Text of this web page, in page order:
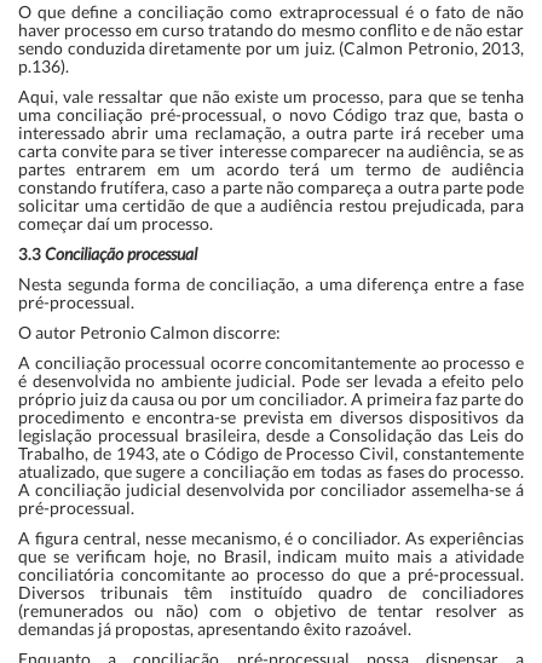
O que define a conciliação como extraprocessual é o fato de não
haver processo em curso tratando do mesmo conflito e de não estar
sendo conduzida diretamente por um juiz. (Calmon Petronio, 2013,
p.136).
Aqui, vale ressaltar que não existe um processo, para que se tenha
uma conciliação pré-processual, o novo Código traz que, basta o
interessado abrir uma reclamação, a outra parte irá receber uma
carta convite para se tiver interesse comparecer na audiência, se as
partes entrarem em um acordo terá um termo de audiência
constando frutífera, caso a parte não compareça a outra parte pode
solicitar uma certidão de que a audiência restou prejudicada, para
começar daí um processo.
3.3Conciliação processual
Nesta segunda forma de conciliação, a uma diferença entre a fase
pré-processual.
O autor Petronio Calmon discorre:
A conciliação processual ocorre concomitantemente ao processo e
é desenvolvida no ambiente judicial. Pode ser levada a efeito pelo
próprio juiz da causa ou por um conciliador. A primeira faz parte do
procedimento e encontra-se prevista em diversos dispositivos da
legislação processual brasileira, desde a Consolidação das Leis do
Trabalho, de 1943, ate o Código de Processo Civil, constantemente
atualizado, que sugere a conciliação em todas as fases do processo.
A conciliação judicial desenvolvida por conciliador assemelha-se á
pré-processual.
A figura central, nesse mecanismo, é o conciliador. As experiências
que se verificam hoje, no Brasil, indicam muito mais a atividade
conciliatória concomitante ao processo do que a pré-processual.
Diversos tribunais têm instituído quadro de conciliadores
(remunerados ou não) com o objetivo de tentar resolver as
demandas já propostas, apresentando êxito razoável.